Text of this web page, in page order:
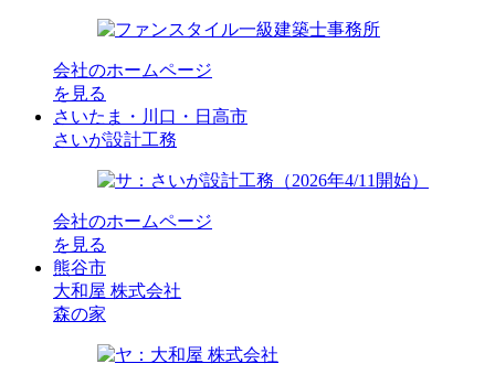
会社のホームページ
を見る
さいたま・川口・日高市
さいが設計工務
会社のホームページ
を見る
熊谷市
大和屋 株式会社
森の家